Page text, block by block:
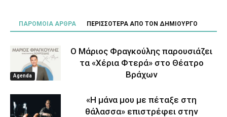
ΠΑΡΟΜΟΙΑ ΑΡΘΡΑ ΠΕΡΙΣΣΟΤΕΡΑ ΑΠΟ ΤΟΝ ΔΗΜΙΟΥΡΓΟ
Agenda
Ο Μάριος Φραγκούλης παρουσιάζει
τα «Χέρια Φτερά» στο Θέατρο
Βράχων
«Η μάνα μου με πέταξε στη
θάλασσα» επιστρέφει στην